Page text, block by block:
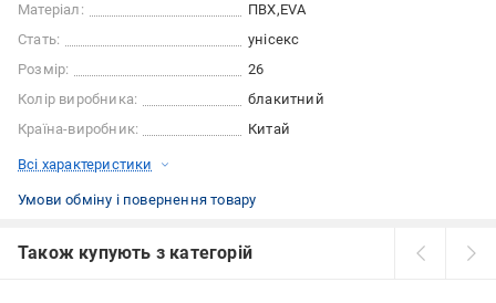
Матеріал:
ПВХ EVA
Стать:
унісекс
Розмір:
26
Колір виробника:
блакитний
Країна-виробник:
Китай
Всі характеристики
Умови обміну і повернення товару
Також купують з категорій